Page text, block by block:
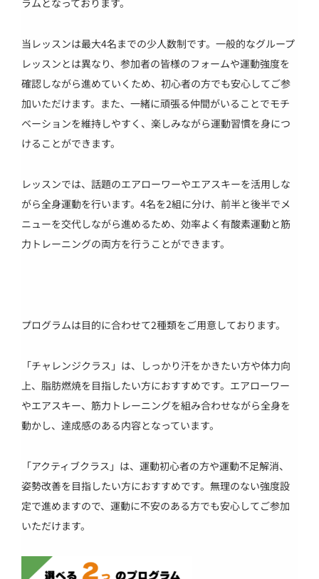
ラムとなっております。
当レッスンは最大4名までの少人数制です。一般的なグループ
レッスンとは異なり、参加者の皆様のフォームや運動強度を
確認しながら進めていくため、初心者の方でも安心してご参
加いただけます。また、一緒に頑張る仲間がいることでモチ
ベーションを維持しやすく、楽しみながら運動習慣を身につ
けることができます。
レッスンでは、話題のエアローワーやエアスキーを活用しな
がら全身運動を行います。4名を2組に分け、前半と後半でメ
ニューを交代しながら進めるため、効率よく有酸素運動と筋
力トレーニングの両方を行うことができます。
プログラムは目的に合わせて2種類をご用意しております。
「チャレンジクラス」は、しっかり汗をかきたい方や体力向
上、脂肪燃焼を目指したい方におすすめです。エアローワー
やエアスキー、筋力トレーニングを組み合わせながら全身を
動かし、達成感のある内容となっています。
「アクティブクラス」は、運動初心者の方や運動不足解消、
姿勢改善を目指したい方におすすめです。無理のない強度設
定で進めますので、運動に不安のある方でも安心してご参加
いただけます。